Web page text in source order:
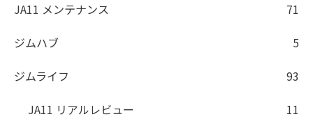
JA11 メンテナンス
71
ジムハブ
5
ジムライフ
93
JA11 リアルレビュー
11